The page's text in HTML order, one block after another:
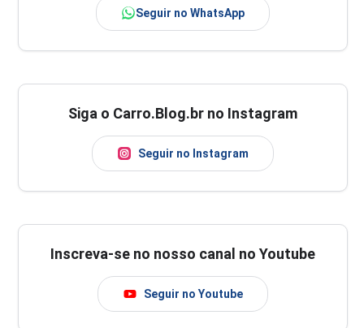
Seguir no WhatsApp
Siga o Carro.Blog.br no Instagram
Seguir no Instagram
Inscreva-se no nosso canal no Youtube
Seguir no Youtube